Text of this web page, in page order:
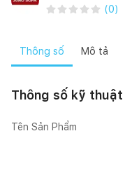
(0)
Thông số Mô tả
Thông số kỹ thuật
Tên Sản Phẩm